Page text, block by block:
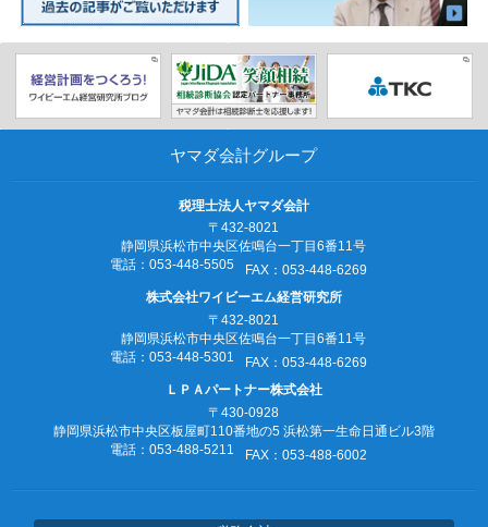
ヤマダ会計グループ
税理士法人ヤマダ会計
〒432-8021
静岡県浜松市中央区佐鳴台一丁目6番11号
電話：053‐448‐5505
FAX：053‐448‐6269
株式会社ワイビーエム経営研究所
〒432-8021
静岡県浜松市中央区佐鳴台一丁目6番11号
電話：053‐448‐5301
FAX：053‐448‐6269
ＬＰＡパートナー株式会社
〒430-0928
静岡県浜松市中央区板屋町110番地の5 浜松第一生命日通ビル3階
電話：053‐488‐5211
FAX：053‐488‐6002